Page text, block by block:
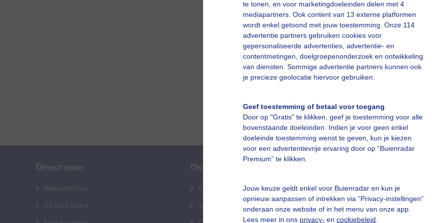
te tonen, en voor marketingdoeleinden delen met 4
mediapartners. Ook content van 13 externe platformen
wordt enkel getoond met jouw toestemming. Onze 114
advertentie partners gebruiken cookies voor
gepersonaliseerde advertenties, advertentie- en
contentmetingen, doelgroepenonderzoek en ontwikkeling
van diensten. Sommige advertentie partners kunnen ook
je precieze geolocatie hiervoor gebruiken.
Geef toestemming of betaal voor toegang
Door op "Gratis" te klikken, geef je toestemming voor alle
bovenstaande doeleinden. Indien je voor geen enkel
doeleinde toestemming wenst te geven, kun je kiezen
voor een advertentievrije ervaring door op “Buienradar
Premium” te klikken.
Jouw keuze geldt enkel voor Buienradar en kun je
opnieuw aanpassen of intrekken via “Privacy-instellingen”
onderaan onze website of in het menu van onze app.
Lees meer in ons privacy- en cookiebeleid
Kerk Beetjesluierbewolking
Bekijk slideshow
Een moment
Direct naar
Weerstations
24 uurs radar
Over Buienradar
Bedrijfsgegevens
Veelgestelde vragen
De Bilt